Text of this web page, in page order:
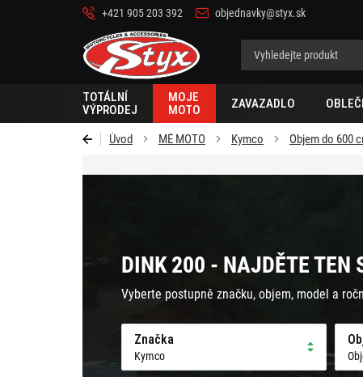
+421 905 203 392 objednavky@styx.sk
Styx-
cz
TOTÁLNÍ
VÝPRODEJ
MOJE
MOTO
ZAVAZADLO
Úvod MÉ MOTO Kymco Objem do 600
DINK 200 - NAJDĚTE TEN
Vyberte postupně značku, objem, model a
Značka
Kymco